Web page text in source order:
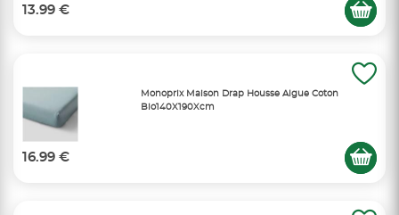
13.99 €
Monoprix Maison Drap Housse Algue Coton
Bio140X190Xcm
16.99 €